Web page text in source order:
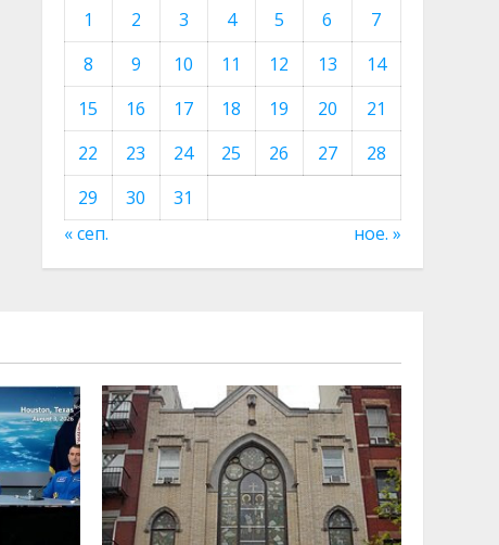
1
2 3 4 5 6
7
8
9 10 11 12 13
14
15
16 17 18 19 20
21
22
23 24 25 26 27
28
29
30
31
« сеп.
ное. »